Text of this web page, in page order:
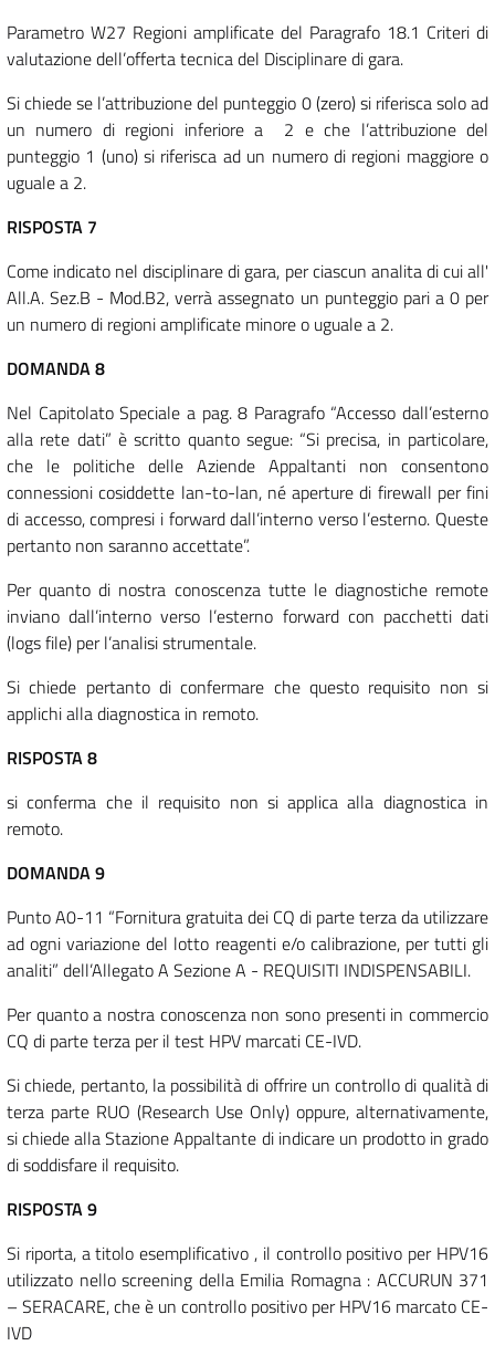
Parametro W27 Regioni amplificate del Paragrafo 18.1 Criteri di
valutazione dell’offerta tecnica del Disciplinare di gara.
Si chiede se l’attribuzione del punteggio 0 (zero) si riferisca solo ad
un numero di regioni inferiore a 2 e che l’attribuzione del
punteggio 1 (uno) si riferisca ad un numero di regioni maggiore o
uguale a 2.
RISPOSTA 7
Come indicato nel disciplinare di gara, per ciascun analita di cui all'
All.A. Sez.B - Mod.B2, verrà assegnato un punteggio pari a 0 per
un numero di regioni amplificate minore o uguale a 2.
DOMANDA 8
Nel Capitolato Speciale a pag. 8 Paragrafo “Accesso dall’esterno
alla rete dati” è scritto quanto segue: “Si precisa, in particolare,
che le politiche delle Aziende Appaltanti non consentono
connessioni cosiddette lan-to-lan, né aperture di firewall per fini
di accesso, compresi i forward dall’interno verso l’esterno. Queste
pertanto non saranno accettate”.
Per quanto di nostra conoscenza tutte le diagnostiche remote
inviano dall’interno verso l’esterno forward con pacchetti dati
(logs file) per l’analisi strumentale.
Si chiede pertanto di confermare che questo requisito non si
applichi alla diagnostica in remoto.
RISPOSTA 8
si conferma che il requisito non si applica alla diagnostica in
remoto.
DOMANDA 9
Punto A0-11 “Fornitura gratuita dei CQ di parte terza da utilizzare
ad ogni variazione del lotto reagenti e/o calibrazione, per tutti gli
analiti” dell’Allegato A Sezione A - REQUISITI INDISPENSABILI.
Per quanto a nostra conoscenza non sono presenti in commercio
CQ di parte terza per il test HPV marcati CE-IVD.
Si chiede, pertanto, la possibilità di offrire un controllo di qualità di
terza parte RUO (Research Use Only) oppure, alternativamente,
si chiede alla Stazione Appaltante di indicare un prodotto in grado
di soddisfare il requisito.
RISPOSTA 9
Si riporta, a titolo esemplificativo , il controllo positivo per HPV16
utilizzato nello screening della Emilia Romagna : ACCURUN 371
– SERACARE, che è un controllo positivo per HPV16 marcato CE-
IVD